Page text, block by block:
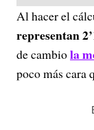
Al hacer el
representan
de cambiola
poco más cara